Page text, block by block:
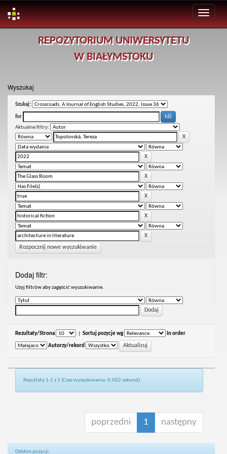
REPOZYTORIUM UNIWERSYTETU
W BIAŁYMSTOKU
Wyszukaj
Szukaj:
for
Aktualne filtry:
Rozpocznij nowe wyszukiwanie
Dodaj filtr:
Uzyj filtrów aby zagęścić wyszukiwanie.
Rezultaty/Strona Sortuj pozycje wg In order
Autorzy/rekord
Rezultaty 1-1 z 1 (Czas wyszukiwania: 0.002 sekund).
poprzedni 1 następny
Odsłon pozycji: